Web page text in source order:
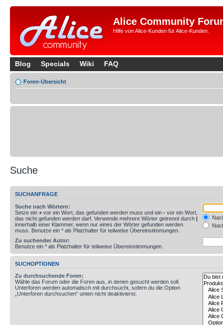
Alice Community
Hilfe von Alice-Kunden für Alice-Kunden.
Blog Specials Wiki FAQ
Foren-Übersicht
Suche
SUCHANFRAGE
Suche nach Wörtern:
Setze ein + vor ein Wort, das gefunden werden muss und ein - vor ein Wort,
das nicht gefunden werden darf. Verwende mehrere Wörter getrennt durch |
innerhalb einer Klammer, wenn nur eines der Wörter gefunden werden
muss. Benutze ein * als Platzhalter für teilweise Übereinstimmungen.
Zu suchender Autor:
Benutze ein * als Platzhalter für teilweise Übereinstimmungen.
SUCHOPTIONEN
Zu durchsuchende Foren:
Wähle das Forum oder die Foren aus, in denen gesucht werden soll.
Unterforen werden automatisch mit durchsucht, sofern du die Option
„Unterforen durchsuchen“ unten nicht deaktivierst.